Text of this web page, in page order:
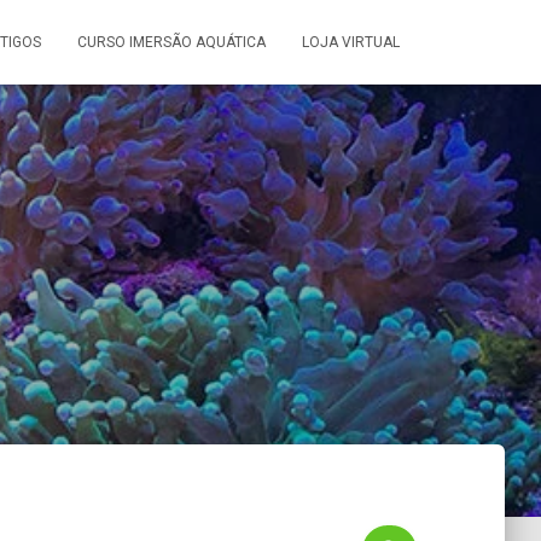
CURSO IMERSÃO AQUÁTICA LOJA VIRTUAL